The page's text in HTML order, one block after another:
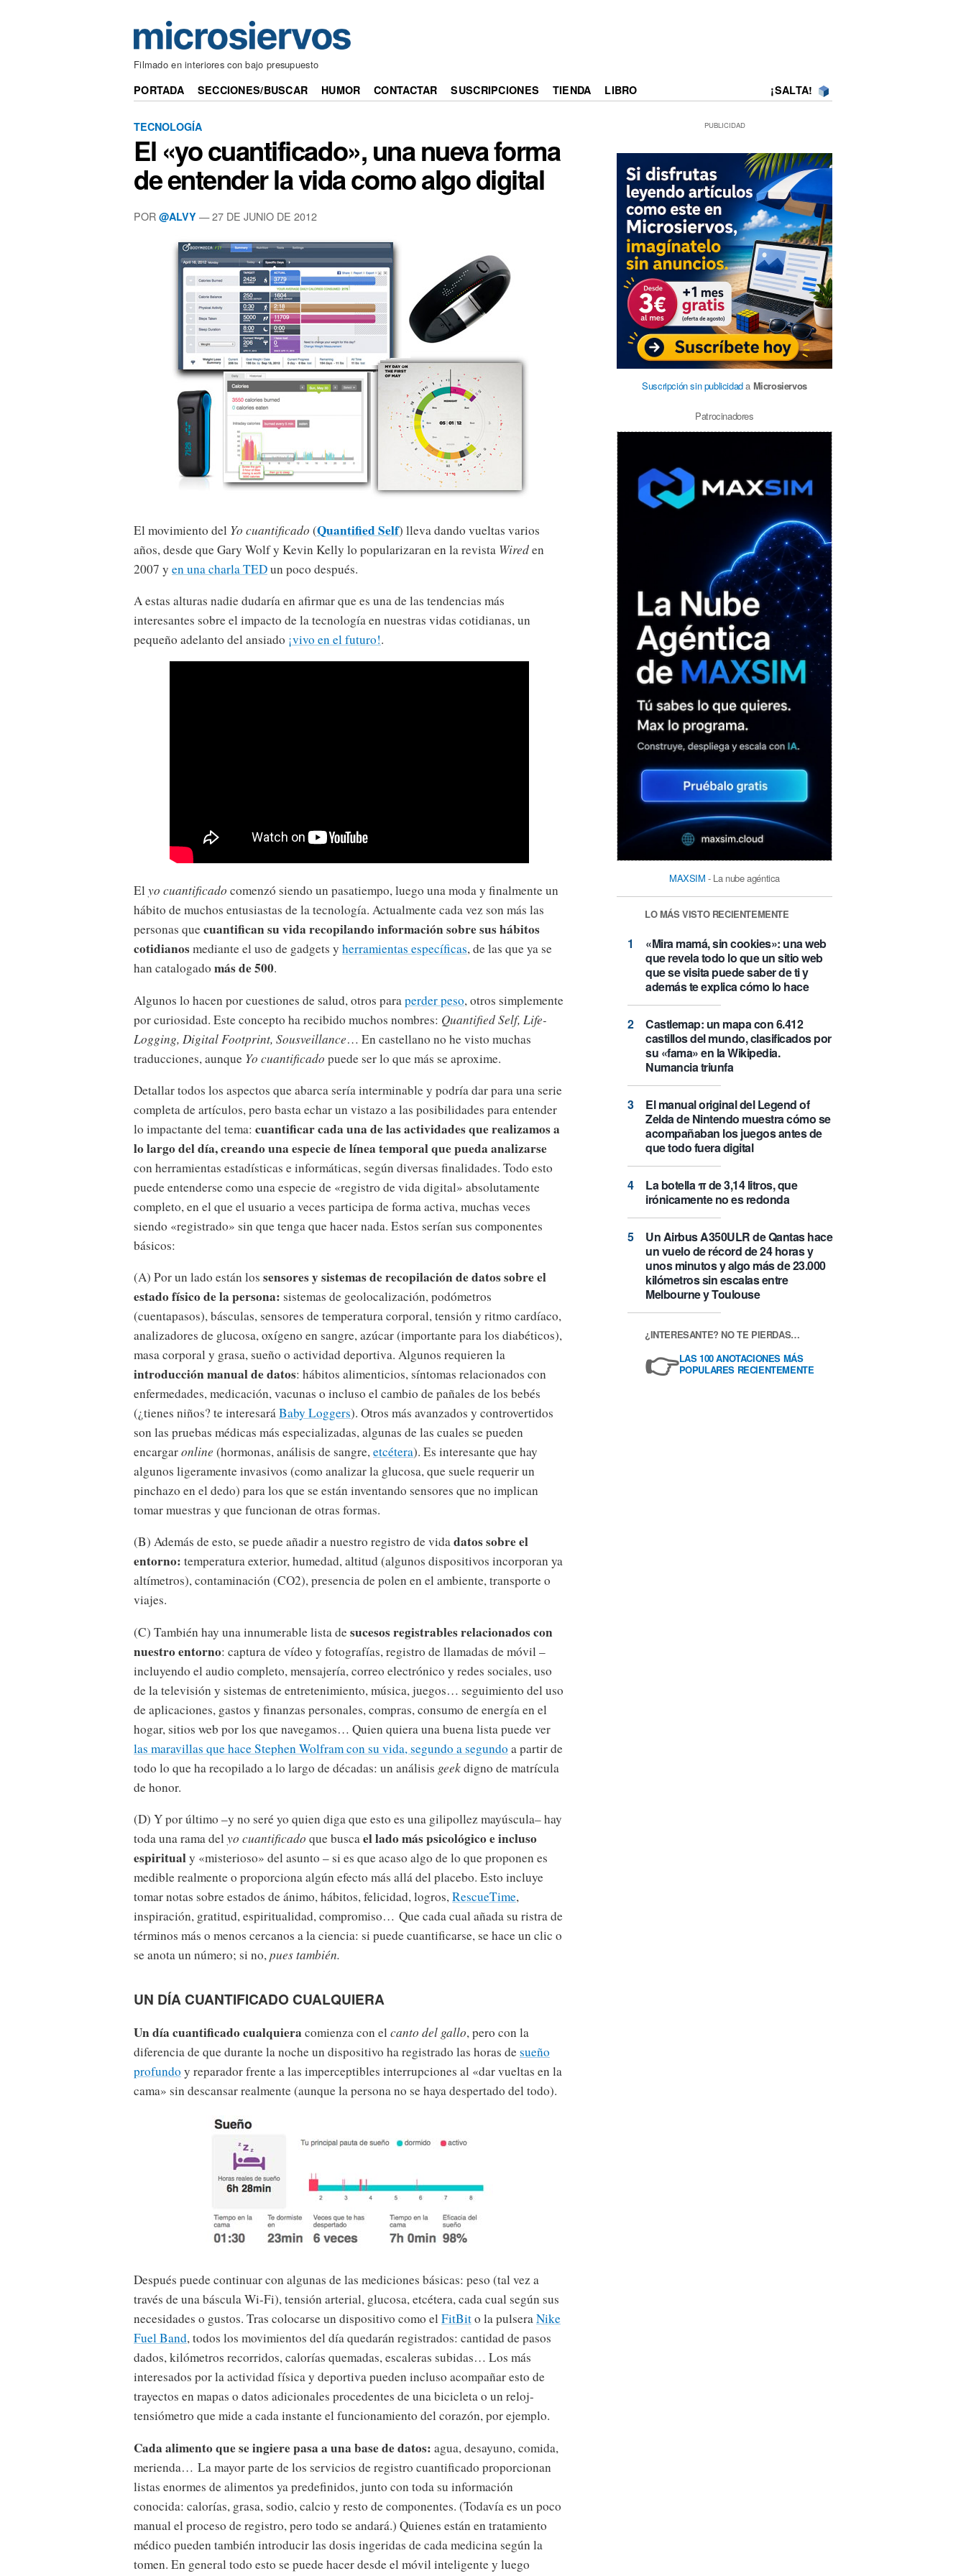
Filmado en interiores con bajo presupuesto
PORTADA SECCIONES/BUSCAR HUMOR CONTACTAR SUSCRIPCIONES TIENDA LIBRO ¡SALTA!
TECNOLOGÍA
El «yo cuantificado», una nueva forma
de entender la vida como algo digital
POR @ALVY — 27 DE JUNIO DE 2012
El movimiento del Yo cuantificado (Quantified Self) lleva dando vueltas varios
años, desde que Gary Wolf y Kevin Kelly lo popularizaran en la revista Wireden
2007 y en una charla TEDun poco después.
A estas alturas nadie dudaría en afirmar que es una de las tendencias más
interesantes sobre el impacto de la tecnología en nuestras vidas cotidianas, un
pequeño adelanto del ansiado ¡vivo en el futuro!.
Elyo cuantificado comenzó siendo un pasatiempo, luego una moda y finalmente un
hábito de muchos entusiastas de la tecnología. Actualmente cada vez son más las
personas quecuantifican su vida recopilando información sobre sus hábitos
cotidianosmediante el uso de gadgets y herramientas específicas, de las que ya se
han catalogado más de 500.
Algunos lo hacen por cuestiones de salud, otros para perder peso, otros simplemente
por curiosidad. Este concepto ha recibido muchos nombres: Quantified Self, Life-
Logging, Digital Footprint, Sousveillance… En castellano no he visto muchas
traducciones, aunque Yo cuantificado puede ser lo que más se aproxime.
Detallar todos los aspectos que abarca sería interminable y podría dar para una serie
completa de artículos, pero basta echar un vistazo a las posibilidades para entender
lo impactante del tema: cuantificar cada una de las actividades que realizamos a
lo largo del día, creando una especie de línea temporal que pueda analizarse
con herramientas estadísticas e informáticas, según diversas finalidades. Todo esto
puede entenderse como una especie de «registro de vida digital» absolutamente
completo, en el que el usuario a veces participa de forma activa, muchas veces
siendo «registrado» sin que tenga que hacer nada. Estos serían sus componentes
básicos:
(A) Por un lado están los sensores y sistemas de recopilación de datos sobre el
estado físico de la persona: sistemas de geolocalización, podómetros
(cuentapasos), básculas, sensores de temperatura corporal, tensión y ritmo cardíaco,
analizadores de glucosa, oxígeno en sangre, azúcar (importante para los diabéticos),
masa corporal y grasa, sueño o actividad deportiva. Algunos requieren la
introducción manual de datos: hábitos alimenticios, síntomas relacionados con
enfermedades, medicación, vacunas o incluso el cambio de pañales de los bebés
(¿tienes niños? te interesaráBaby Loggers). Otros más avanzados y controvertidos
son las pruebas médicas más especializadas, algunas de las cuales se pueden
encargaronline (hormonas, análisis de sangre,etcétera). Es interesante que hay
algunos ligeramente invasivos (como analizar la glucosa, que suele requerir un
pinchazo en el dedo) para los que se están inventando sensores que no implican
tomar muestras y que funcionan de otras formas.
(B) Además de esto, se puede añadir a nuestro registro de vidadatos sobre el
entorno: temperatura exterior, humedad, altitud (algunos dispositivos incorporan ya
altímetros), contaminación (CO2), presencia de polen en el ambiente, transporte o
viajes.
(C) También hay una innumerable lista desucesos registrables relacionados con
nuestro entorno: captura de vídeo y fotografías, registro de llamadas de móvil –
incluyendo el audio completo, mensajería, correo electrónico y redes sociales, uso
de la televisión y sistemas de entretenimiento, música, juegos… seguimiento del uso
de aplicaciones, gastos y finanzas personales, compras, consumo de energía en el
hogar, sitios web por los que navegamos… Quien quiera una buena lista puede ver
las maravillas que hace Stephen Wolfram con su vida, segundo a segundo a partir de
todo lo que ha recopilado a lo largo de décadas: un análisis geekdigno de matrícula
de honor.
(D) Y por último –y no seré yo quien diga que esto es una gilipollez mayúscula– hay
toda una rama delyo cuantificado que buscael lado más psicológico e incluso
espiritualy «misterioso» del asunto – si es que acaso algo de lo que proponen es
medible realmente o proporciona algún efecto más allá del placebo. Esto incluye
tomar notas sobre estados de ánimo, hábitos, felicidad, logros,RescueTime,
inspiración, gratitud, espiritualidad, compromiso… Que cada cual añada su ristra de
términos más o menos cercanos a la ciencia: si puede cuantificarse, se hace un clic o
se anota un número; si no,pues también.
UN DÍA CUANTIFICADO CUALQUIERA
Un día cuantificado cualquiera comienza con elcanto del gallo, pero con la
diferencia de que durante la noche un dispositivo ha registrado las horas desueño
profundo y reparador frente a las imperceptibles interrupciones al «dar vueltas en la
cama» sin descansar realmente (aunque la persona no se haya despertado del todo).
Después puede continuar con algunas de las mediciones básicas: peso (tal vez a
través de una báscula Wi-Fi), tensión arterial, glucosa, etcétera, cada cual según sus
necesidades o gustos. Tras colocarse un dispositivo como elFitBito la pulseraNike
Fuel Band, todos los movimientos del día quedarán registrados: cantidad de pasos
dados, kilómetros recorridos, calorías quemadas, escaleras subidas… Los más
interesados por la actividad física y deportiva pueden incluso acompañar esto de
trayectos en mapas o datos adicionales procedentes de una bicicleta o un reloj-
tensiómetro que mide a cada instante el funcionamiento del corazón, por ejemplo.
Cada alimento que se ingiere pasa a una base de datos: agua, desayuno, comida,
merienda… La mayor parte de los servicios de registro cuantificado proporcionan
listas enormes de alimentos ya predefinidos, junto con toda su información
conocida: calorías, grasa, sodio, calcio y resto de componentes. (Todavía es un poco
manual el proceso de registro, pero todo se andará.) Quienes están en tratamiento
médico pueden también introducir las dosis ingeridas de cada medicina según la
tomen. En general todo esto se puede hacer desde el móvil inteligente y luego
PUBLICIDAD
Suscripción sin publicidada Microsiervos
Patrocinadores
MAXSIM - La nube agéntica
LO MÁS VISTO RECIENTEMENTE
«Mira mamá, sin cookies»: una web
que revela todo lo que un sitio web
que se visita puede saber de ti y
además te explica cómo lo hace
Castlemap: un mapa con 6.412
castillos del mundo, clasificados por
su «fama» en la Wikipedia.
Numancia triunfa
El manual original del Legend of
Zelda de Nintendo muestra cómo se
acompañaban los juegos antes de
que todo fuera digital
La botella π de 3,14 litros, que
irónicamente no es redonda
Un Airbus A350ULR de Qantas hace
un vuelo de récord de 24 horas y
unos minutos y algo más de 23.000
kilómetros sin escalas entre
Melbourne y Toulouse
¿INTERESANTE? NO TE PIERDAS…
👉LAS 100 ANOTACIONES MÁS
POPULARES RECIENTEMENTE